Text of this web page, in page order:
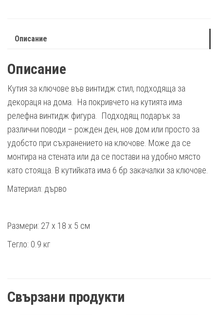
Описание
Описание
Кутия за ключове във винтидж стил, подходяща за
декораця на дома. На покривчето на кутията има
релефна винтидж фигура. Подходящ подарък за
различни поводи – рожден ден, нов дом или просто за
удобсто при съхранението на ключове. Може да се
монтира на стената или да се постави на удобно място
като стояща. В кутийката има 6 бр закачалки за ключове.
Материал: дърво
Размери: 27 x 18 x 5 см
Tегло: 0.9 кг
Свързани продукти